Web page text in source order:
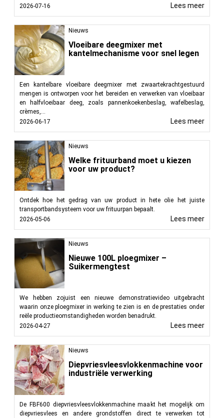
2026-07-16
Lees meer
Nieuws
Vloeibare deegmixer met
kantelmechanisme voor snel legen
Een kantelbare vloeibare deegmixer met zwaartekrachtgestuurd
mengen is ontworpen voor het bereiden en verwerken van vloeibaar
en halfvloeibaar deeg, zoals pannenkoekenbeslag, wafelbeslag,
crèmes,...
2026-06-17
Lees meer
Nieuws
Welke frituurband moet u kiezen
voor uw product?
Ontdek hoe het gedrag van uw product in hete olie het juiste
transportbandsysteem voor uw frituurpan bepaalt.
2026-05-06
Lees meer
Nieuws
Nieuwe 100L ploegmixer –
Suikermengtest
We hebben zojuist een nieuwe demonstratievideo uitgebracht
waarin onze ploegmixer in werking te zien is en de prestaties onder
reële productieomstandigheden worden benadrukt.
2026-04-27
Lees meer
Nieuws
Diepvriesvleesvlokkenmachine voor
industriële verwerking
De FBF600 diepvriesvleesvlokkenmachine maakt het mogelijk om
diepvriesvlees en andere grondstoffen direct te verwerken tot